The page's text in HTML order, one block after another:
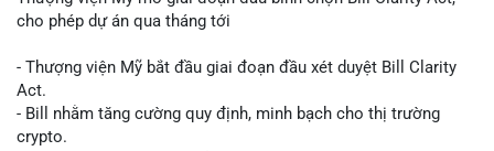
cho phép dự án qua tháng tới
- Thượng viện Mỹ bắt đầu giai đoạn đầu xét duyệt Bill Clarity
Act.
- Bill nhằm tăng cường quy định, minh bạch cho thị trường
crypto.